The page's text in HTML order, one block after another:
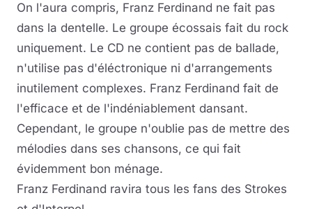
On l'aura compris, Franz Ferdinand ne fait pas
dans la dentelle. Le groupe écossais fait du rock
uniquement. Le CD ne contient pas de ballade,
n'utilise pas d'éléctronique ni d'arrangements
inutilement complexes. Franz Ferdinand fait de
l'efficace et de l'indéniablement dansant.
Cependant, le groupe n'oublie pas de mettre des
mélodies dans ses chansons, ce qui fait
évidemment bon ménage.
Franz Ferdinand ravira tous les fans des Strokes